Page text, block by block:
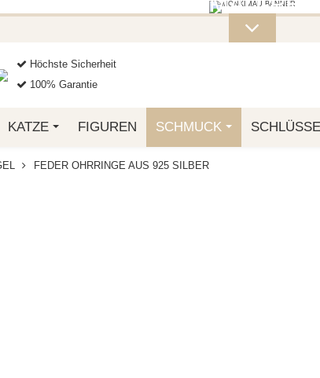
OTTO.
Höchste Sicherheit
100% Garantie
KATZE FIGUREN SCHMUCK
FEDER OHRRINGE AUS 925 SILBER